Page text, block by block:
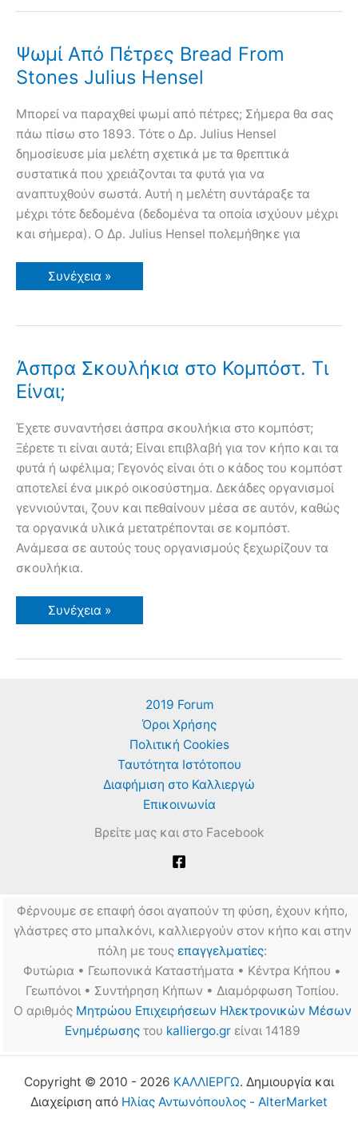
και
τα
Φυτά
στον
Κήπο
Ψωμί Από Πέτρες Bread From
Stones Julius Hensel
Μπορεί να παραχθεί ψωμί από πέτρες; Σήμερα θα σας
πάω πίσω στο 1893. Τότε ο Δρ. Julius Hensel
δημοσίευσε μία μελέτη σχετικά με τα θρεπτικά
συστατικά που χρειάζονται τα φυτά για να
αναπτυχθούν σωστά. Αυτή η μελέτη συντάραξε τα
μέχρι τότε δεδομένα (δεδομένα τα οποία ισχύουν μέχρι
και σήμερα). Ο Δρ. Julius Hensel πολεμήθηκε για
Ψωμί
Από
From
Hensel
Συνέχεια »
Άσπρα Σκουλήκια στο Κομπόστ. Τι
Είναι;
Έχετε συναντήσει άσπρα σκουλήκια στο κομπόστ;
Ξέρετε τι είναι αυτά; Είναι επιβλαβή για τον κήπο και τα
φυτά ή ωφέλιμα; Γεγονός είναι ότι ο κάδος του κομπόστ
αποτελεί ένα μικρό οικοσύστημα. Δεκάδες οργανισμοί
γεννιούνται, ζουν και πεθαίνουν μέσα σε αυτόν, καθώς
τα οργανικά υλικά μετατρέπονται σε κομπόστ.
Ανάμεσα σε αυτούς τους οργανισμούς ξεχωρίζουν τα
σκουλήκια.
Άσπρα
Σκουλήκια
Τι
Συνέχεια »
2019 Forum
Όροι Χρήσης
Πολιτική Cookies
Ταυτότητα Ιστότοπου
Διαφήμιση στο Καλλιεργώ
Επικοινωνία
Βρείτε μας και στο Facebook
Φέρνουμε σε επαφή όσοι αγαπούν τη φύση, έχουν κήπο,
γλάστρες στο μπαλκόνι, καλλιεργούν στον κήπο και στην
πόλη με τους επαγγελματίες:
Φυτώρια • Γεωπονικά Καταστήματα • Κέντρα Κήπου •
Γεωπόνοι • Συντήρηση Κήπων • Διαμόρφωση Τοπίου.
Ο αριθμός Μητρώου Επιχειρήσεων Ηλεκτρονικών Μέσων
Ενημέρωσηςτου kalliergo.grείναι 14189
Copyright © 2010 - 2026 ΚΑΛΛΙΕΡΓΩ. Δημιουργία και
Διαχείριση από Ηλίας Αντωνόπουλος - AlterMarket